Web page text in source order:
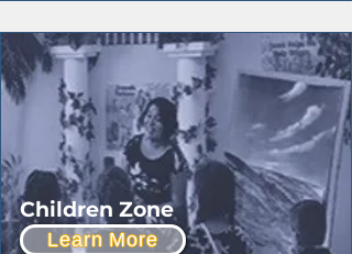
Children Zone
Learn More